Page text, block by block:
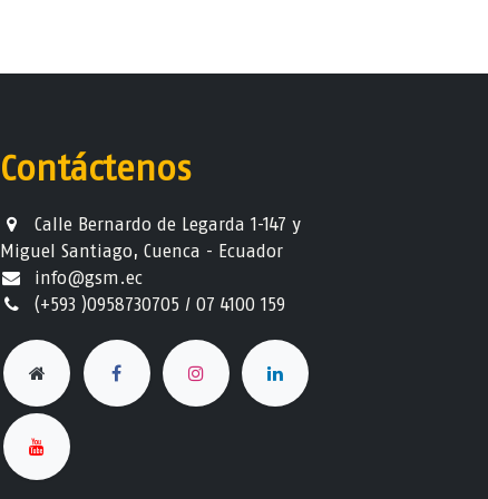
Contáctenos
Calle Bernardo de Legarda 1-147 y
Miguel Santiago, Cuenca - Ecuador
info@gsm.ec​
(+593 )0958730705 / 07 4100 159